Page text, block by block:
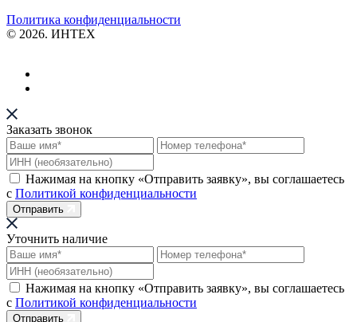
Политика конфиденциальности
© 2026. ИНТЕХ
Заказать звонок
Нажимая на кнопку «Отправить заявку», вы соглашаетесь
с Политикой конфиденциальности
Отправить
Уточнить наличие
Нажимая на кнопку «Отправить заявку», вы соглашаетесь
с Политикой конфиденциальности
Отправить